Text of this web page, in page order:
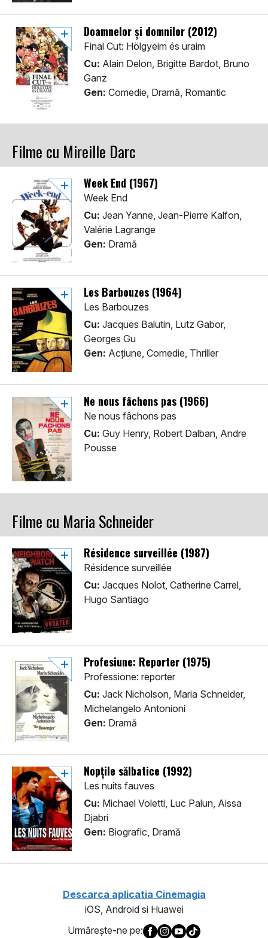
Doamnelor și domnilor (2012)
Final Cut: Hölgyeim és uraim
Cu: Alain Delon, Brigitte Bardot, Bruno
Ganz
Gen: Comedie, Dramă, Romantic
Filme cu Mireille Darc
Week End (1967)
Week End
Cu: Jean Yanne, Jean-Pierre Kalfon,
Valérie Lagrange
Gen: Dramă
Les Barbouzes (1964)
Les Barbouzes
Cu: Jacques Balutin, Lutz Gabor,
Georges Gu
Gen: Acţiune, Comedie, Thriller
Ne nous fâchons pas (1966)
Ne nous fâchons pas
Cu: Guy Henry, Robert Dalban, Andre
Pousse
Filme cu Maria Schneider
Résidence surveillée (1987)
Résidence surveillée
Cu: Jacques Nolot, Catherine Carrel,
Hugo Santiago
Profesiune: Reporter (1975)
Professione: reporter
Cu: Jack Nicholson, Maria Schneider,
Michelangelo Antonioni
Gen: Dramă
Nopțile sălbatice (1992)
Les nuits fauves
Cu: Michael Voletti, Luc Palun, Aissa
Djabri
Gen: Biografic, Dramă
Descarca aplicatia Cinemagia
iOS, Android si Huawei
Urmăreşte-ne pe: